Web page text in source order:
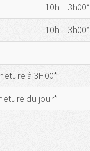
10h – 3h00*
10h – 3h00*
à 3H00*
du jour*